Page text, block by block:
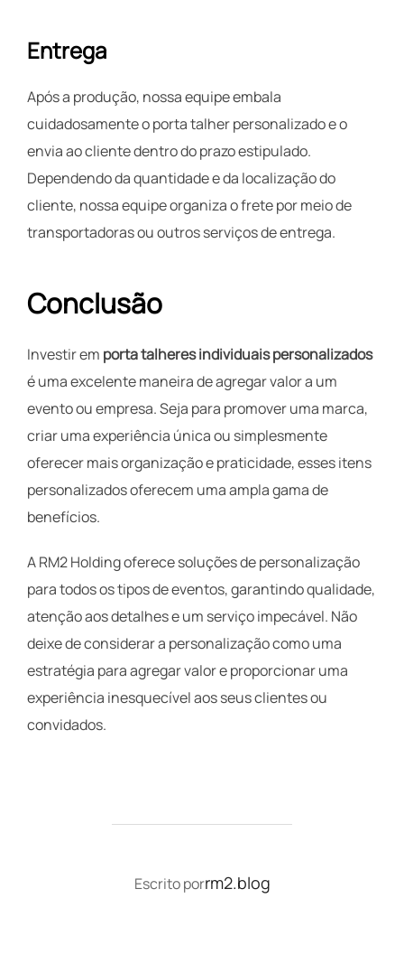
Entrega
Após a produção, nossa equipe embala
cuidadosamente o porta talher personalizado e o
envia ao cliente dentro do prazo estipulado.
Dependendo da quantidade e da localização do
cliente, nossa equipe organiza o frete por meio de
transportadoras ou outros serviços de entrega.
Conclusão
Investir em porta talheres individuais personalizados
é uma excelente maneira de agregar valor a um
evento ou empresa. Seja para promover uma marca,
criar uma experiência única ou simplesmente
oferecer mais organização e praticidade, esses itens
personalizados oferecem uma ampla gama de
benefícios.
A RM2 Holding oferece soluções de personalização
para todos os tipos de eventos, garantindo qualidade,
atenção aos detalhes e um serviço impecável. Não
deixe de considerar a personalização como uma
estratégia para agregar valor e proporcionar uma
experiência inesquecível aos seus clientes ou
convidados.
AUTOR DO POST
Escrito porrm2.blog